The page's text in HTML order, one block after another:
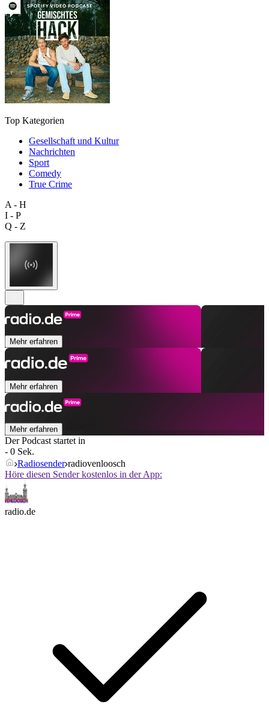
Top Kategorien
Gesellschaft und Kultur
Nachrichten
Sport
Comedy
True Crime
A - H
I - P
Q - Z
Mehr erfahren
Mehr erfahren
Mehr erfahren
Der Podcast startet in
- 0 Sek.
Radiosender radiovenloosch
Höre diesen Sender kostenlos in der App:
radio.de